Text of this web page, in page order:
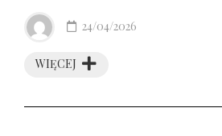
WIĘCEJ
24/04/2026